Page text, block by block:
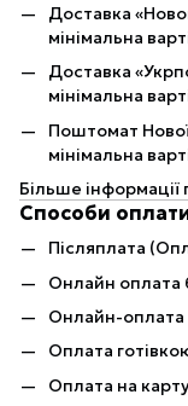
Доставка
мінімальна
Доставка
мінімальна
Поштомат
мінімальна
Більше
Способи
Післяплата
Онлайн оплата
Онлайн-оплата
Оплата
Оплата на